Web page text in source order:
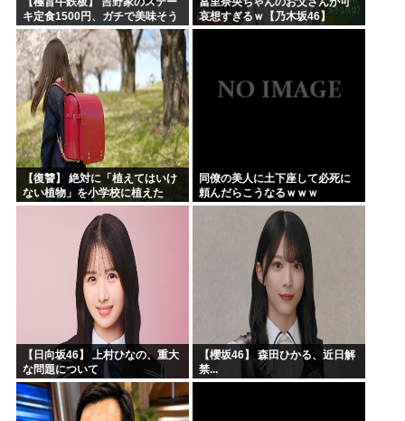
キ定食1500円、ガチで美味そう
ｗｗｗ
哀想すぎるｗ【乃木坂46】
【復讐】 絶対に「植えてはいけ
ない植物」を小学校に植えた
→20年経って見に行くと…
「！？」衝撃の光景が・・・
同僚の美人に土下座して必死に
頼んだらこうなるｗｗｗ
【日向坂46】 上村ひなの、重大
な問題について
【櫻坂46】 森田ひかる、近日解
禁...